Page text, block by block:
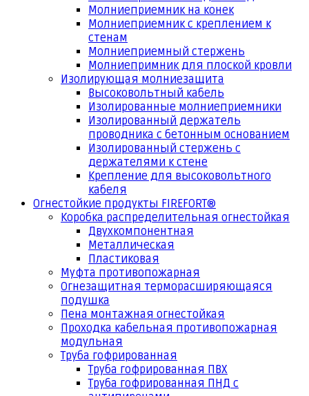
Молниеприемник на конек
Молниеприемник с креплением к
стенам
Молниеприемный стержень
Молниепримник для плоской кровли
Изолирующая молниезащита
Высоковольтный кабель
Изолированные молниеприемники
Изолированный держатель
проводника с бетонным основанием
Изолированный стержень с
держателями к стене
Крепление для высоковольтного
кабеля
Огнестойкие продукты FIREFORT®
Коробка распределительная огнестойкая
Двухкомпонентная
Металлическая
Пластиковая
Муфта противопожарная
Огнезащитная терморасширяющаяся
подушка
Пена монтажная огнестойкая
Проходка кабельная противопожарная
модульная
Труба гофрированная
Труба гофрированная ПВХ
Труба гофрированная ПНД с